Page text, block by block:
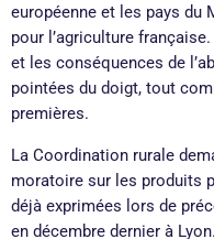
européenne et les pays du
pour l’agriculture
et les conséquences de
pointées du doigt, tout
premières.
La Coordination rurale
moratoire sur les produits
déjà exprimées lors de
en décembre dernier à Lyon.